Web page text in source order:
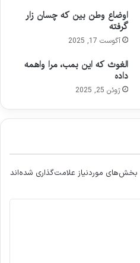
اوضاع وطن بین که چسان زار
گرفته
آگوست 17, 2025
الغوث که این بمب، مرا واهمه
داده
ژوئن 25, 2025
بخش‌های موردنیاز علامت‌گذاری شده‌اند